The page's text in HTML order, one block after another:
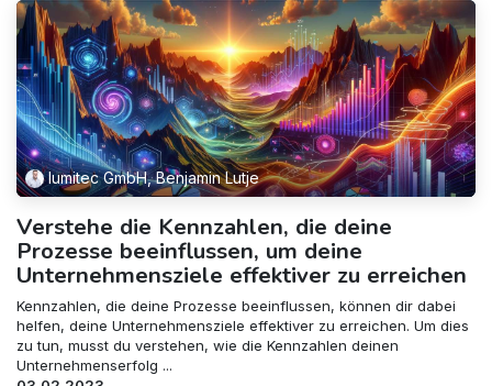
lumitec GmbH, Benjamin Lutje
Verstehe die Kennzahlen, die deine
Prozesse beeinflussen, um deine
Unternehmensziele effektiver zu erreichen
Kennzahlen, die deine Prozesse beeinflussen, können dir dabei
helfen, deine Unternehmensziele effektiver zu erreichen. Um dies
zu tun, musst du verstehen, wie die Kennzahlen deinen
Unternehmenserfolg ...